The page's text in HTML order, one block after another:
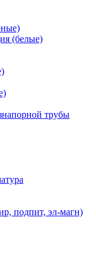
(белые)
трубы
подпит, эл-магн)